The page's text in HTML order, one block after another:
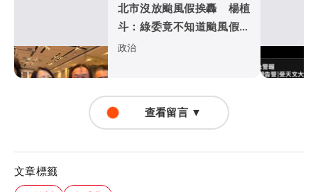
北市沒放颱風假挨轟 楊植
斗：綠委竟不知道颱風假要
有依據
政治
查看留言 ▼
文章標籤